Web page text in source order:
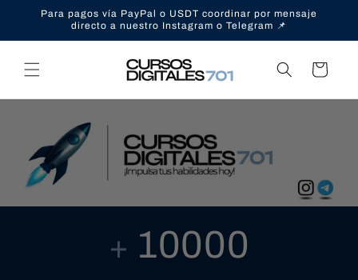
directamente
Para pagos vía PayPal o USDT coordinar por mensaje
directo a nuestro Instagram o Telegram 📌
Carrito
+ 10000